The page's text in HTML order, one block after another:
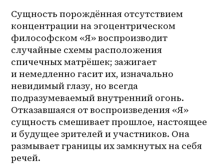
Сущность порождённая отсутствием
концентрации на эгоцентрическом
философском «Я» воспроизводит
случайные схемы расположения
спичечных матрёшек; зажигает
и немедленно гасит их, изначально
невидимый глазу, но всегда
подразумеваемый внутренний огонь.
Отказавшаяся от воспроизведения «Я»
сущность смешивает прошлое, настоящее
и будущее зрителей и участников. Она
размывает границы их замкнутых на себя
речей.